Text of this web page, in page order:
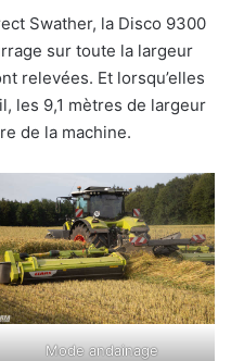
Swather, la Disco 9300
sur toute la largeur
relevées. Et lorsqu’elles
les 9,1 mètres de largeur
de la machine.
Mode andainage